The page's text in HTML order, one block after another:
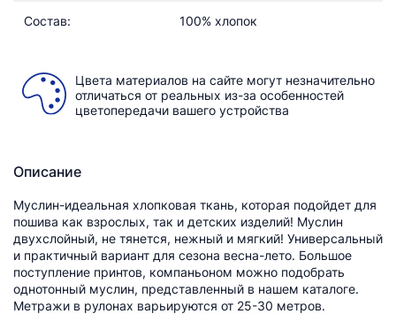
Состав: 100% хлопок
Цвета материалов на сайте могут незначительно
отличаться от реальных из-за особенностей
цветопередачи вашего устройства
Описание
Муслин-идеальная хлопковая ткань, которая подойдет для
пошива как взрослых, так и детских изделий! Муслин
двухслойный, не тянется, нежный и мягкий! Универсальный
и практичный вариант для сезона весна-лето. Большое
поступление принтов, компаньоном можно подобрать
однотонный муслин, представленный в нашем каталоге.
Метражи в рулонах варьируются от 25-30 метров.